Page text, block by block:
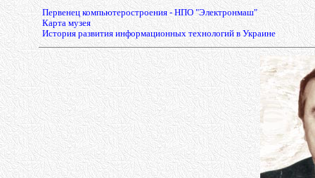
Первенец компьютеростроения - НПО "Электронмаш"
Карта музея
История развития информационных технологий в Украине